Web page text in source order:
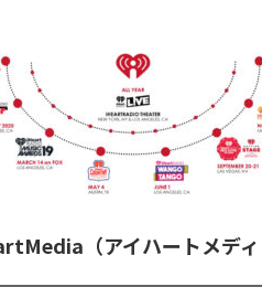
（アイハートメディ